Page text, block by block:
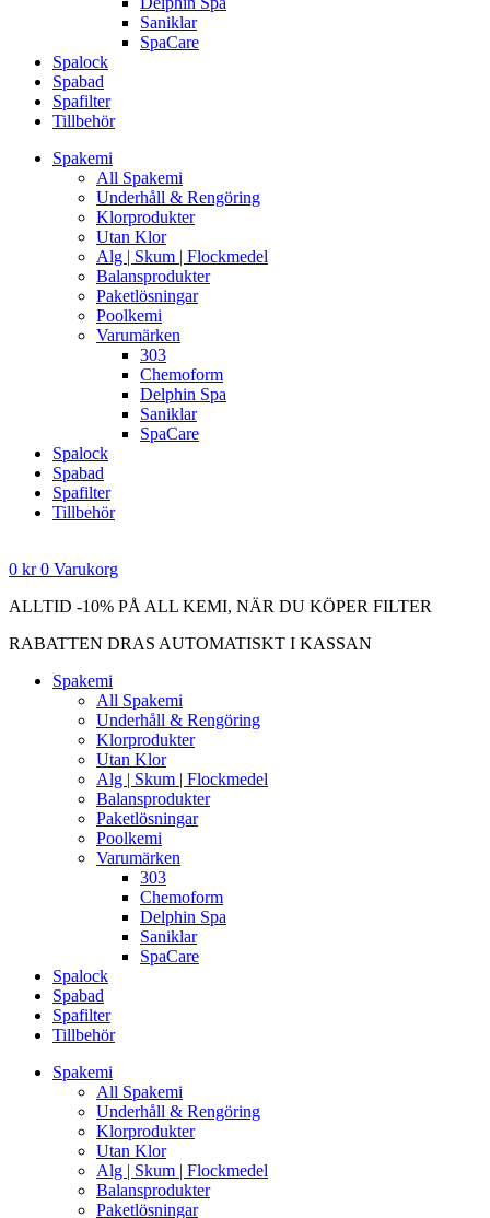
Saniklar
SpaCare
Spalock
Spabad
Spafilter
Tillbehör
Spakemi
All Spakemi
Underhåll & Rengöring
Klorprodukter
Utan Klor
Alg | Skum | Flockmedel
Balansprodukter
Paketlösningar
Poolkemi
Varumärken
303
Chemoform
Delphin Spa
Saniklar
SpaCare
Spalock
Spabad
Spafilter
Tillbehör
0 kr 0 Varukorg
ALLTID -10% PÅ ALL KEMI, NÄR DU KÖPER FILTER
RABATTEN DRAS AUTOMATISKT I KASSAN
Spakemi
All Spakemi
Underhåll & Rengöring
Klorprodukter
Utan Klor
Alg | Skum | Flockmedel
Balansprodukter
Paketlösningar
Poolkemi
Varumärken
303
Chemoform
Delphin Spa
Saniklar
SpaCare
Spalock
Spabad
Spafilter
Tillbehör
Spakemi
All Spakemi
Underhåll & Rengöring
Klorprodukter
Utan Klor
Alg | Skum | Flockmedel
Balansprodukter
Paketlösningar